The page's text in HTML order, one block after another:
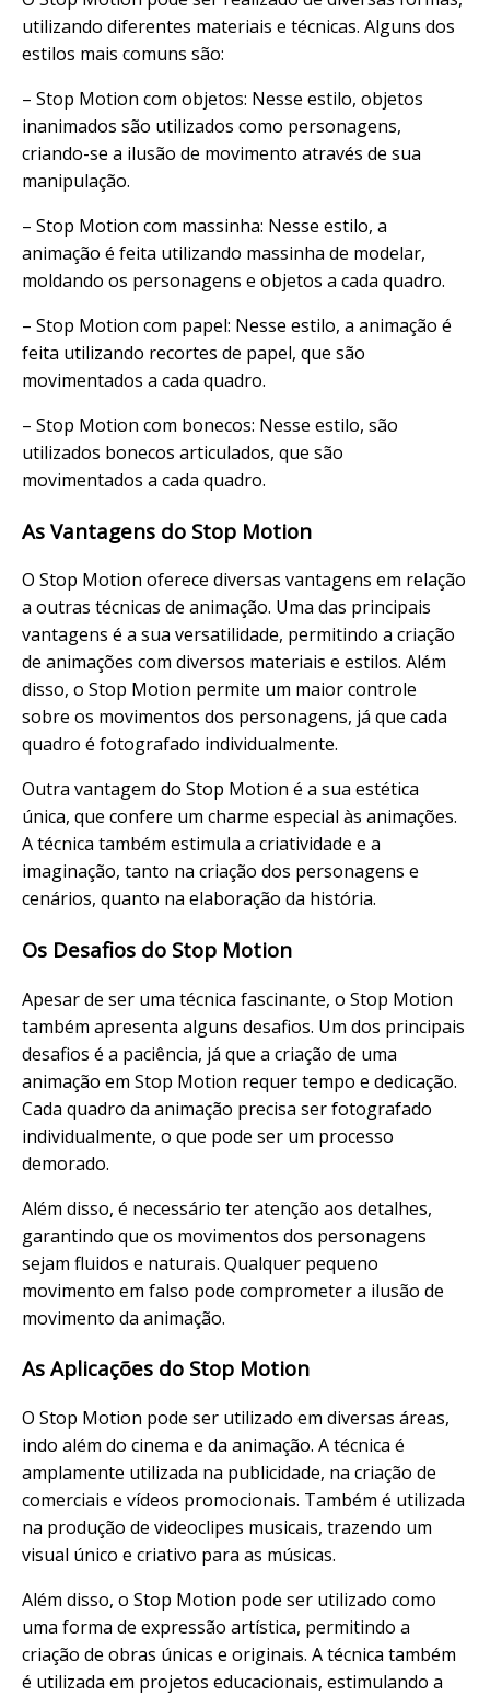
utilizando diferentes materiais e técnicas. Alguns dos
estilos mais comuns são:
– Stop Motion com objetos: Nesse estilo, objetos
inanimados são utilizados como personagens,
criando-se a ilusão de movimento através de sua
manipulação.
– Stop Motion com massinha: Nesse estilo, a
animação é feita utilizando massinha de modelar,
moldando os personagens e objetos a cada quadro.
– Stop Motion com papel: Nesse estilo, a animação é
feita utilizando recortes de papel, que são
movimentados a cada quadro.
– Stop Motion com bonecos: Nesse estilo, são
utilizados bonecos articulados, que são
movimentados a cada quadro.
As Vantagens do Stop Motion
O Stop Motion oferece diversas vantagens em relação
a outras técnicas de animação. Uma das principais
vantagens é a sua versatilidade, permitindo a criação
de animações com diversos materiais e estilos. Além
disso, o Stop Motion permite um maior controle
sobre os movimentos dos personagens, já que cada
quadro é fotografado individualmente.
Outra vantagem do Stop Motion é a sua estética
única, que confere um charme especial às animações.
A técnica também estimula a criatividade e a
imaginação, tanto na criação dos personagens e
cenários, quanto na elaboração da história.
Os Desafios do Stop Motion
Apesar de ser uma técnica fascinante, o Stop Motion
também apresenta alguns desafios. Um dos principais
desafios é a paciência, já que a criação de uma
animação em Stop Motion requer tempo e dedicação.
Cada quadro da animação precisa ser fotografado
individualmente, o que pode ser um processo
demorado.
Além disso, é necessário ter atenção aos detalhes,
garantindo que os movimentos dos personagens
sejam fluidos e naturais. Qualquer pequeno
movimento em falso pode comprometer a ilusão de
movimento da animação.
As Aplicações do Stop Motion
O Stop Motion pode ser utilizado em diversas áreas,
indo além do cinema e da animação. A técnica é
amplamente utilizada na publicidade, na criação de
comerciais e vídeos promocionais. Também é utilizada
na produção de videoclipes musicais, trazendo um
visual único e criativo para as músicas.
Além disso, o Stop Motion pode ser utilizado como
uma forma de expressão artística, permitindo a
criação de obras únicas e originais. A técnica também
é utilizada em projetos educacionais, estimulando a